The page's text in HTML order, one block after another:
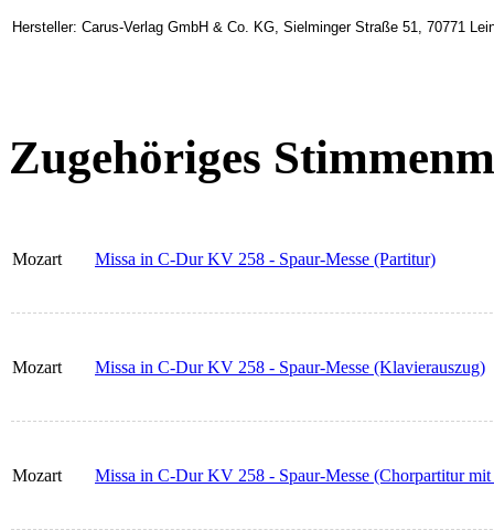
Hersteller: Carus-Verlag GmbH & Co. KG, Sielminger Straße 51, 70771
Zugehöriges
Mozart Missa in C-Dur KV 258 - Spaur-Messe (Partitur)
Mozart Missa in C-Dur KV 258 - Spaur-Messe (Klavierauszug)
Mozart Missa in C-Dur KV 258 - Spaur-Messe (Chorpartitur